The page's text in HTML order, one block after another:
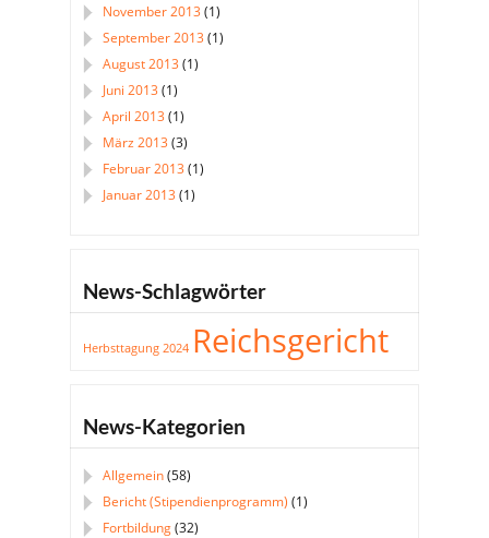
November 2013(1)
September 2013(1)
August 2013(1)
Juni 2013(1)
April 2013(1)
März 2013(3)
Februar 2013(1)
Januar 2013(1)
News-Schlagwörter
Herbsttagung 2024 Reichsgericht
News-Kategorien
Allgemein(58)
Bericht (Stipendienprogramm) (1)
Fortbildung(32)